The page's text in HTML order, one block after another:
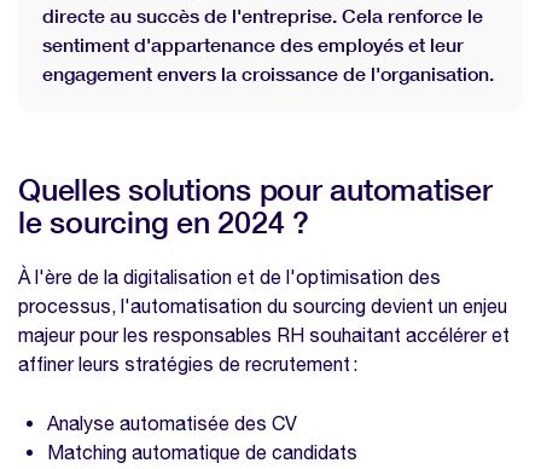
directe au succès de l'entreprise. Cela renforce le
sentiment d'appartenance des employés et leur
engagement envers la croissance de l'organisation.
Quelles solutions pour automatiser
le sourcing en 2024 ?
À l'ère de la digitalisation et de l'optimisation des
processus, l'automatisation du sourcing devient un enjeu
majeur pour les responsables RH souhaitant accélérer et
affiner leurs stratégies de recrutement :
Analyse automatisée des CV
Matching automatique de candidats